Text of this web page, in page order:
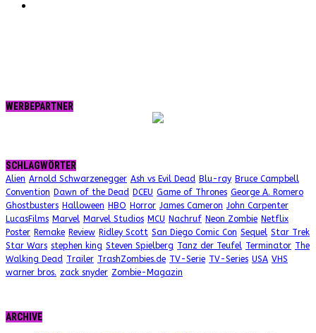
WERBEPARTNER
SCHLAGWÖRTER
Alien Arnold Schwarzenegger Ash vs Evil Dead Blu-ray Bruce Campbell
Convention Dawn of the Dead DCEU Game of Thrones George A. Romero
Ghostbusters Halloween HBO Horror James Cameron John Carpenter
LucasFilms Marvel Marvel Studios MCU Nachruf Neon Zombie Netflix
Poster Remake Review Ridley Scott San Diego Comic Con Sequel Star Trek
Star Wars stephen king Steven Spielberg Tanz der Teufel Terminator The
Walking Dead Trailer TrashZombies.de TV-Serie TV-Series USA VHS
warner bros. zack snyder Zombie-Magazin
ARCHIVE